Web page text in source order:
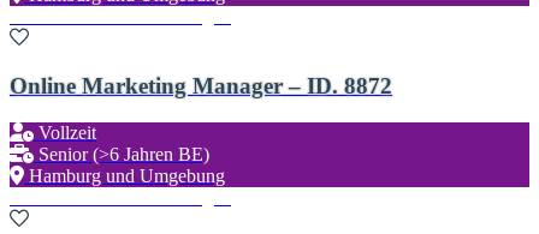
Online Marketing Manager – ID. 8872
Vollzeit
Senior (>6 Jahren BE)
Hamburg und Umgebung